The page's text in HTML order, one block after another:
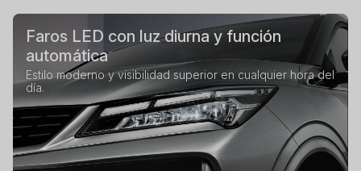
Faros LED con luz diurna y función
automática
Estilo moderno y visibilidad superior en cualquier hora del
día.